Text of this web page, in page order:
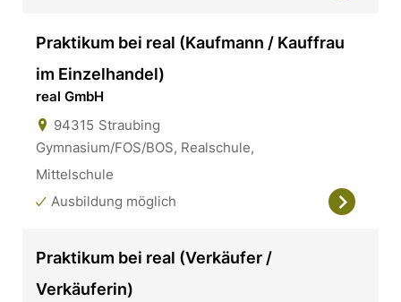
Praktikum bei real (Kaufmann / Kauffrau
im Einzelhandel)
real GmbH
94315 Straubing
Gymnasium/FOS/BOS, Realschule,
Mittelschule
Ausbildung möglich
Praktikum bei real (Verkäufer /
Verkäuferin)